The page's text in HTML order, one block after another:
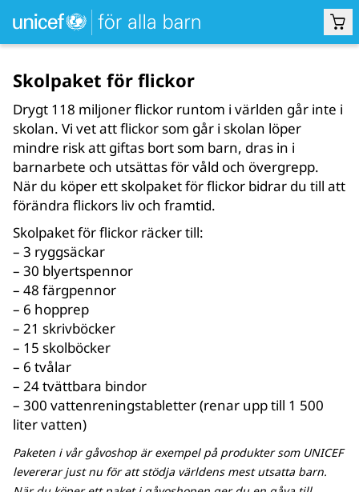
UTBILDNING
Skolpaket för flickor
Drygt 118 miljoner flickor runtom i världen går inte i
skolan. Vi vet att flickor som går i skolan löper
mindre risk att giftas bort som barn, dras in i
barnarbete och utsättas för våld och övergrepp.
När du köper ett skolpaket för flickor bidrar du till att
förändra flickors liv och framtid.
Skolpaket för flickor räcker till:
– 3 ryggsäckar
– 30 blyertspennor
– 48 färgpennor
– 6 hopprep
– 21 skrivböcker
– 15 skolböcker
– 6 tvålar
– 24 tvättbara bindor
– 300 vattenreningstabletter (renar upp till 1 500
liter vatten)
Paketen i vår gåvoshop är exempel på produkter som UNICEF
levererar just nu för att stödja världens mest utsatta barn.